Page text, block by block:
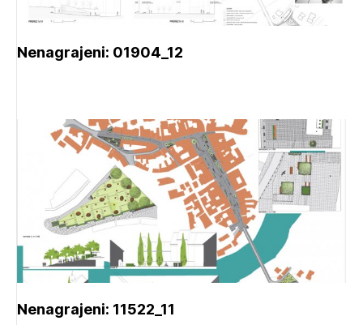
Nenagrajeni: 01904_12
Nenagrajeni: 11522_11